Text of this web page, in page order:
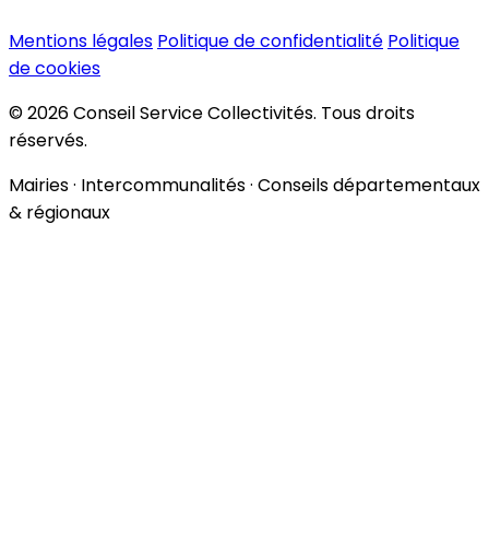
Mentions légales Politique de confidentialité Politique
de cookies
© 2026 Conseil Service Collectivités. Tous droits
réservés.
Mairies · Intercommunalités · Conseils départementaux
& régionaux